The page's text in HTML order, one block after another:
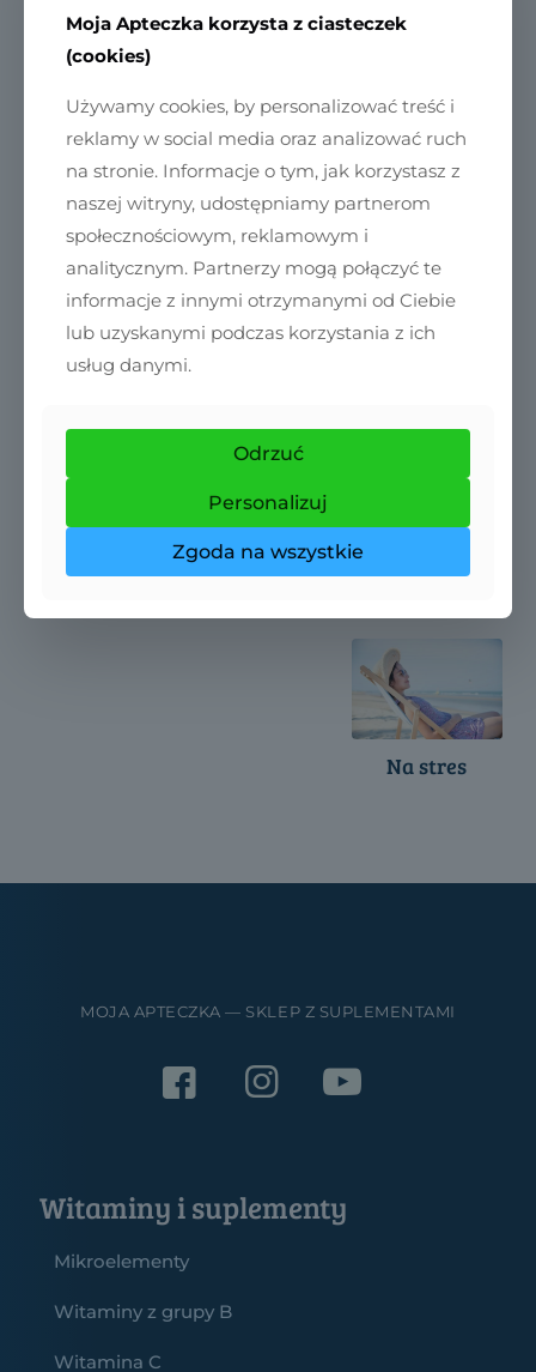
Zdrowe zestawy Mojej
Apteczki
Na odporność Zdrowy sen
Zdrowy
metabolizm
Zdrowe serce i
krążenie
Zdrowe kości i
stawy
Zdrowy detoks
Na stres
MOJA APTECZKA — SKLEP Z SUPLEMENTAMI
Witaminy i suplementy
Mikroelementy
Witaminy z grupy B
Witamina C
Moja Apteczka korzysta z ciasteczek
(cookies)
Używamy cookies, by personalizować treść i
reklamy w social media oraz analizować ruch
na stronie. Informacje o tym, jak korzystasz z
naszej witryny, udostępniamy partnerom
społecznościowym, reklamowym i
analitycznym. Partnerzy mogą połączyć te
informacje z innymi otrzymanymi od Ciebie
lub uzyskanymi podczas korzystania z ich
usług danymi.
Odrzuć
Personalizuj
Zgoda na wszystkie